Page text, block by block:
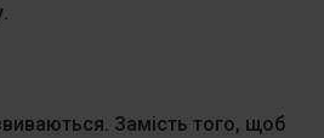
Замість того, щоб